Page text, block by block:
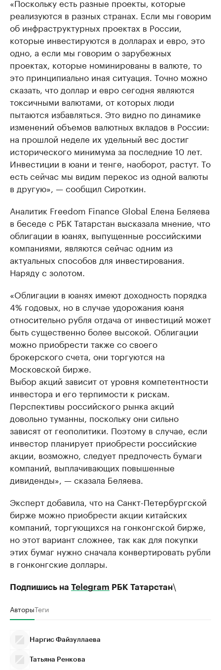
реализуются в разных странах. Если мы говорим
об инфраструктурных проектах в России,
которые инвестируются в долларах и евро, это
одно, а если мы говорим о зарубежных
проектах, которые номинированы в валюте, то
это принципиально иная ситуация. Точно можно
сказать, что доллар и евро сегодня являются
токсичными валютами, от которых люди
пытаются избавляться. Это видно по динамике
изменений объемов валютных вкладов в России:
на прошлой неделе их удельный вес достиг
исторического минимума за последние 10 лет.
Инвестиции в юани и тенге, наоборот, растут. То
есть сейчас мы видим перекос из одной валюты
в другую», — сообщил Сироткин.
Аналитик Freedom Finance Global Елена Беляева
в беседе с РБК Татарстан высказала мнение, что
облигации в юанях, выпущенные российскими
компаниями, являются сейчас одним из
актуальных способов для инвестирования.
Наряду с золотом.
«Облигации в юанях имеют доходность порядка
4% годовых, но в случае удорожания юаня
относительно рубля отдача от инвестиций может
быть существенно более высокой. Облигации
можно приобрести также со своего
брокерского счета, они торгуются на
Московской бирже.
Выбор акций зависит от уровня компетентности
инвестора и его терпимости к рискам.
Перспективы российского рынка акций
довольно туманны, поскольку они сильно
зависят от геополитики. Поэтому в случае, если
инвестор планирует приобрести российские
акции, возможно, следует предпочесть бумаги
компаний, выплачивающих повышенные
дивиденды», — сказала Беляева.
Эксперт добавила, что на Санкт-Петербургской
бирже можно приобрести акции китайских
компаний, торгующихся на гонконгской бирже,
но этот вариант сложнее, так как для покупки
этих бумаг нужно сначала конвертировать рубли
в гонконгские доллары.
Подпишись на Telegram РБК Татарстан\
АвторыТеги
Наргис Файзуллаева
Татьяна Ренкова